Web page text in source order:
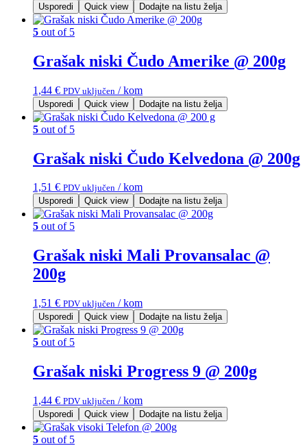
Usporedi Quick view Dodajte na listu želja
5 out of 5
Grašak niski Čudo Amerike @ 200g
1,44 € PDV uključen / kom
Usporedi Quick view Dodajte na listu želja
5 out of 5
Grašak niski Čudo Kelvedona @ 200g
1,51 € PDV uključen / kom
Usporedi Quick view Dodajte na listu želja
5 out of 5
Grašak niski Mali Provansalac @
200g
1,51 € PDV uključen / kom
Usporedi Quick view Dodajte na listu želja
5 out of 5
Grašak niski Progress 9 @ 200g
1,44 € PDV uključen / kom
Usporedi Quick view Dodajte na listu želja
5 out of 5